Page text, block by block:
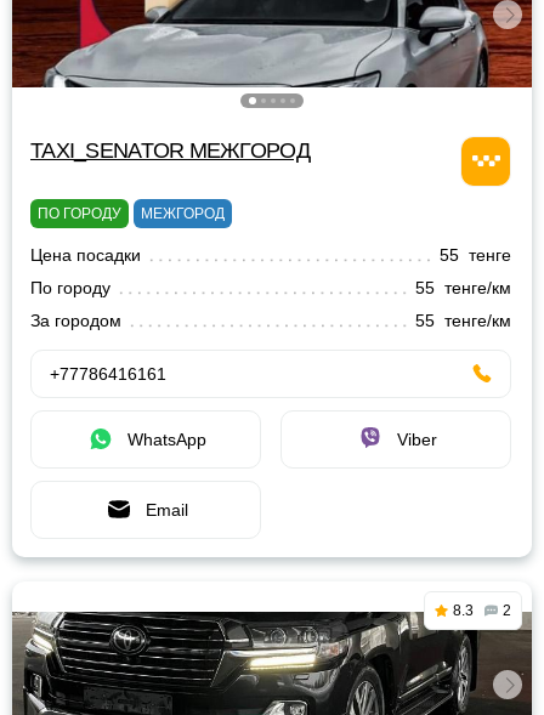
TAXI_SENATOR МЕЖГОРОД
ПО ГОРОДУ МЕЖГОРОД
Цена посадки
55 тенге
По городу
55 тенге/км
За городом
55 тенге/км
+77786416161
WhatsApp Viber
Email
8.3 2